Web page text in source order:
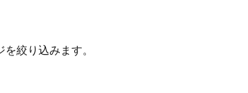
絞り込みます。